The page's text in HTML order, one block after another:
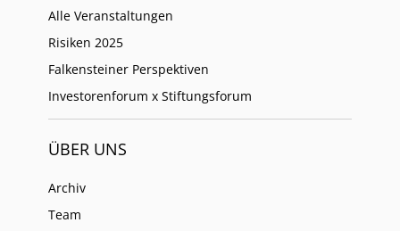
Alle Veranstaltungen
Risiken 2025
Falkensteiner Perspektiven
Investorenforum x Stiftungsforum
ÜBER UNS
Archiv
Team